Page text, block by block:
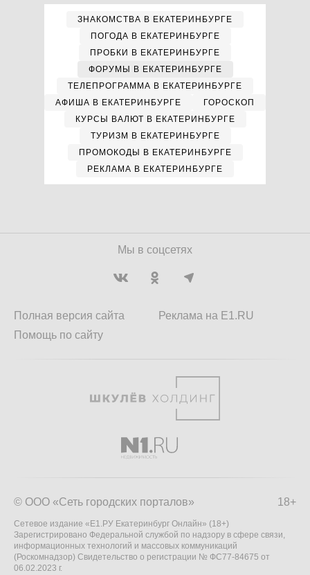
ЗНАКОМСТВА В ЕКАТЕРИНБУРГЕ
ПОГОДА В ЕКАТЕРИНБУРГЕ
ПРОБКИ В ЕКАТЕРИНБУРГЕ
ФОРУМЫ В ЕКАТЕРИНБУРГЕ
ТЕЛЕПРОГРАММА В ЕКАТЕРИНБУРГЕ
АФИША В ЕКАТЕРИНБУРГЕ
ГОРОСКОП
КУРСЫ ВАЛЮТ В ЕКАТЕРИНБУРГЕ
ТУРИЗМ В ЕКАТЕРИНБУРГЕ
ПРОМОКОДЫ В ЕКАТЕРИНБУРГЕ
РЕКЛАМА В ЕКАТЕРИНБУРГЕ
Мы в соцсетях
Полная версия сайта
Помощь по сайту
Реклама на E1.RU
18+
© ООО «Сеть городских порталов»
Сетевое издание «Е1.РУ Екатеринбург Онлайн» (18+)
Зарегистрировано Федеральной службой по надзору в сфере связи,
информационных технологий и массовых коммуникаций
(Роскомнадзор) Свидетельство о регистрации № ФС77-84675 от
06.02.2023 г.